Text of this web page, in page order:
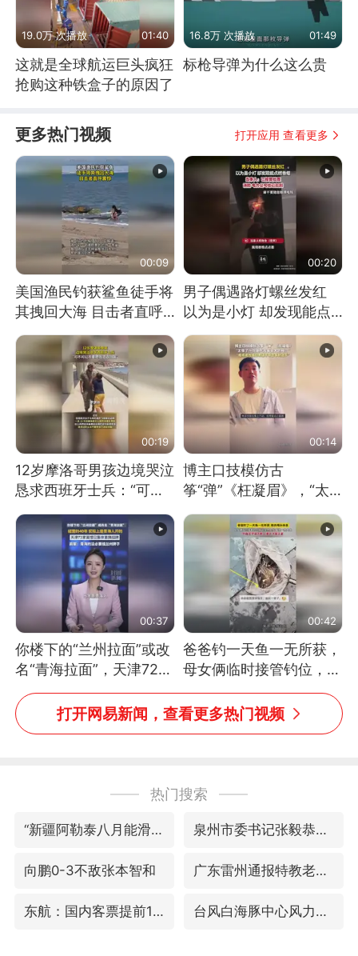
19.0万 次播放 01:40
这就是全球航运巨头疯狂
抢购这种铁盒子的原因了
16.8万 次播放 01:49
标枪导弹为什么这么贵
更多热门视频 打开应用 查看更多
00:09
美国渔民钓获鲨鱼徒手将
其拽回大海 目击者直呼
震惊 （视频来源：参考
消息）
00:20
男子偶遇路灯螺丝发红
以为是小灯 却发现能点
燃香烟 当事人：已报警
处理
00:19
12岁摩洛哥男孩边境哭泣
恳求西班牙士兵：“可不
可以不要把我遣返回国”
00:14
博主口技模仿古
筝“弹”《枉凝眉》，“太
像了～你是吃古筝长大的
吗？”“或将成为首位考级
不带古筝的选手。”（来
源：新华每日电讯）
00:37
你楼下的“兰州拉面”或改
名“青海拉面”，天津72家
面馆已集体更换招牌
00:42
爸爸钓一天鱼一无所获，
母女俩临时接管钓位，用
玩具鱼竿钓上大鱼
打开网易新闻，查看更多热门视频
热门搜索
“新疆阿勒泰八月能滑雪”不实 泉州市委书记张毅恭被查
向鹏0-3不敌张本智和 广东雷州通报特教老师招聘违规事件
东航：国内客票提前14天免费退改 台风白海豚中心风力增强